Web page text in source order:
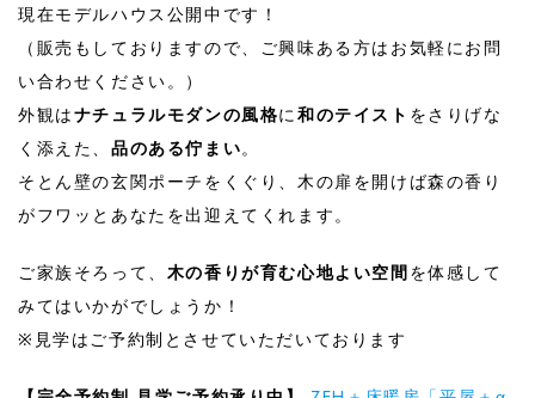
現在モデルハウス公開中です！
（販売もしておりますので、ご興味ある方はお気軽にお問
い合わせください。）
外観はナチュラルモダンの風格に和のテイスト をさりげな
く添えた、 品のある佇まい。
そとん壁の玄関ポーチをくぐり、木の扉を開けば森の香り
がフワッとあなたを出迎えてくれます。
ご家族そろって、 木の香りが育む心地よい空間を体感して
みてはいかがでしょうか！
※見学はご予約制とさせていただいております